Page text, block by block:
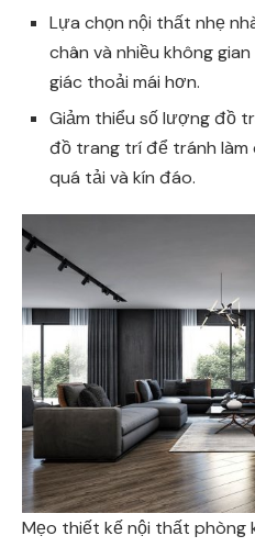
Lựa chọn nội thất nhẹ
chân và nhiều không
giác thoải mái hơn.
Giảm thiểu số lượng đồ
đồ trang trí để tránh làm
quá tải và kín đáo.
Mẹo thiết kế nội thất phòng